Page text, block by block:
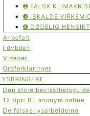
➋ FALSK
➌ ISKALDE
➍ DØDELIG HENSIKT
Anbefalt
I dybden
Videoer
Ordforklaringer
Den store
12 tips: Bli anonym online
De falske lysarbeiderne